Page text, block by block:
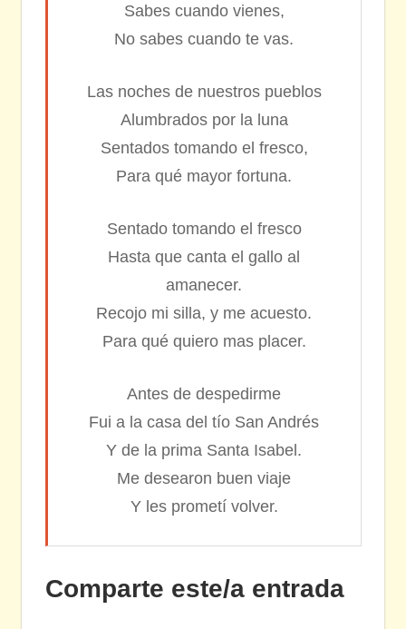
Sabes cuando vienes,
No sabes cuando te vas.
Las noches de nuestros pueblos
Alumbrados por la luna
Sentados tomando el fresco,
Para qué mayor fortuna.
Sentado tomando el fresco
Hasta que canta el gallo al
amanecer.
Recojo mi silla, y me acuesto.
Para qué quiero mas placer.
Antes de despedirme
Fui a la casa del tío San Andrés
Y de la prima Santa Isabel.
Me desearon buen viaje
Y les prometí volver.
Comparte este/a entrada